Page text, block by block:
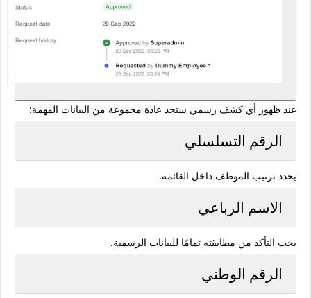
عند ظهور أي كشف رسمي ستجد عادة مجموعة من البيانات المهمة:
الرقم التسلسلي
يحدد ترتيب الموظف داخل القائمة.
الاسم الرباعي
يجب التأكد من مطابقته تمامًا للبيانات الرسمية.
الرقم الوطني